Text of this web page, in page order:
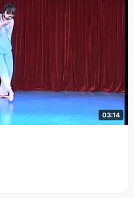
取通知书堂堂正正的走进北大
，只有个模糊的概念，或许那也只是
学那条绵长古旧的围墙深深的印在
大是一个大磁场，深深的吸引着梁
年的小誓言， 我有强势的一
女，不但能说能闹，对于吃喝玩乐
大家心目中的既定形象，同学们无
莹很得意的说："我是两面的，亦动
欢的话题，立即变得像个辩手一
，女孩子多选择瑜伽等偏静的课
乖的行为掩盖了，不过她很喜欢自
一定的空间和自由，但是该严格的
宏观调控&rsquo;，给我指出大方
犯错误了他们会苦口婆心的给我讲
爸妈妈总是轮流扮演黑白脸，一个
03:14